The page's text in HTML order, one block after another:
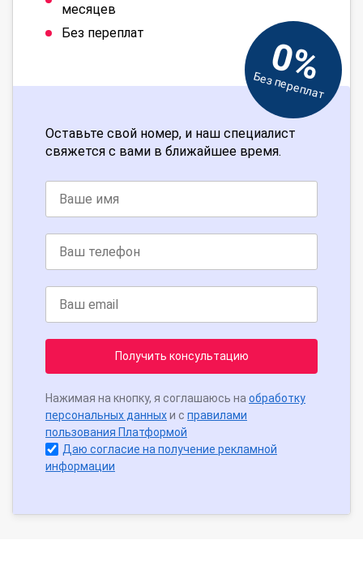
месяцев
Без переплат
0%
Без переплат
Оставьте свой номер, и наш специалист
свяжется с вами в ближайшее время.
Получить консультацию
Нажимая на кнопку, я соглашаюсь на обработку
персональных данныхи с правилами
пользования Платформой
Даю согласие на получение рекламной
информации